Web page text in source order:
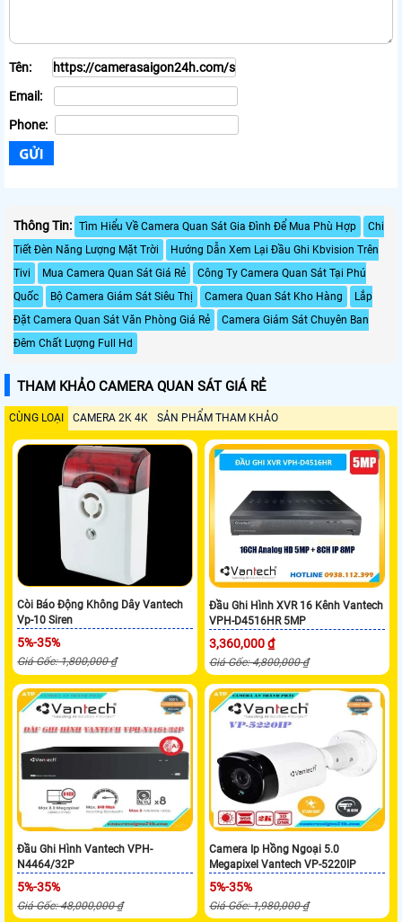
Tên:
Email:
Phone:
Thông Tin: Tìm Hiểu Về Camera Quan Sát Gia Đình Để Mua Phù Hợp
Chi
Tiết Đèn Năng Lượng Mặt Trời
Hướng Dẫn Xem Lại Đầu Ghi Kbvision Trên
Tivi
Mua Camera Quan Sát Giá Rẻ
Công Ty Camera Quan Sát Tại Phú
Quốc
Bộ Camera Giám Sát Siêu Thị Camera Quan Sát Kho Hàng
Lắp
Đặt Camera Quan Sát Văn Phòng Giá Rẻ
Camera Giám Sát Chuyên Ban
Đêm Chất Lượng Full Hd
THAM KHẢO CAMERA QUAN SÁT GIÁ RẺ
CÙNG LOẠI CAMERA 2K 4K SẢN PHẨM THAM KHẢO
Còi Báo Động Không Dây Vantech
Vp-10 Siren
5%-35%
Giá Gốc: 1,800,000 ₫
Đầu Ghi Hình XVR 16 Kênh Vantech
VPH-D4516HR 5MP
3,360,000 ₫
Giá Gốc: 4,800,000 ₫
Đầu Ghi Hình Vantech VPH-
N4464/32P
5%-35%
Giá Gốc: 48,000,000 ₫
Camera Ip Hồng Ngoại 5.0
Megapixel Vantech VP-5220IP
5%-35%
Giá Gốc: 1,980,000 ₫